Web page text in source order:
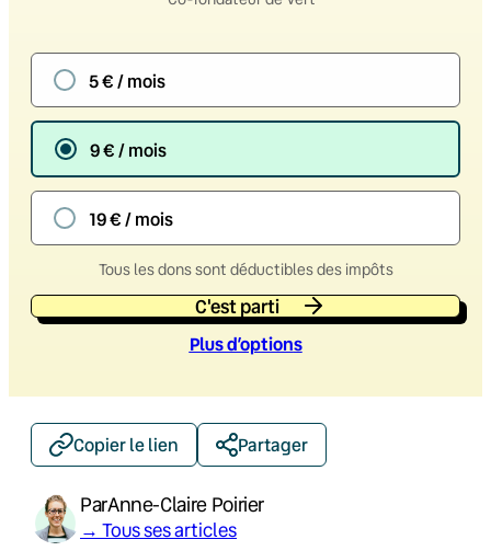
5 € / mois
9 € / mois
19 € / mois
Tous les dons sont déductibles des impôts
C'est parti
Plus d’options
Copier le lien Partager
ParAnne-Claire Poirier
→ Tous ses articles